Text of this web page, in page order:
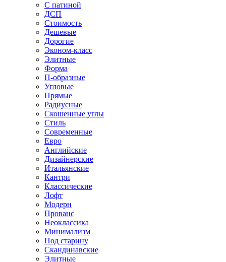
С патиной
ДСП
Стоимость
Дешевые
Дорогие
Эконом-класс
Элитные
Форма
П-образные
Угловые
Прямые
Радиусные
Скошенные углы
Стиль
Современные
Евро
Английские
Дизайнерские
Итальянские
Кантри
Классические
Лофт
Модерн
Прованс
Неоклассика
Минимализм
Под старину
Скандинавские
Элитные